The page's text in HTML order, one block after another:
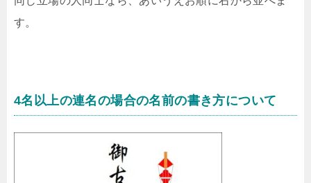
す。
4名以上の連名の場合の名前の書き方について